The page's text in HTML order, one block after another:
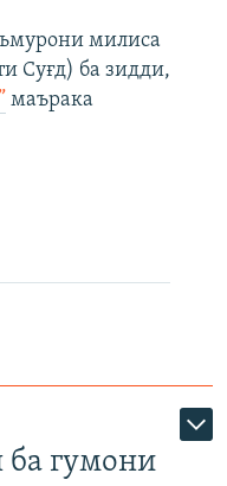
милиса
Суғд) ба зидди,
маърака
гумони